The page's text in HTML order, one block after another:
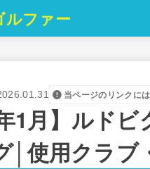
ルファー
当ページのリンクに
1月】ルド
│使用クラブ